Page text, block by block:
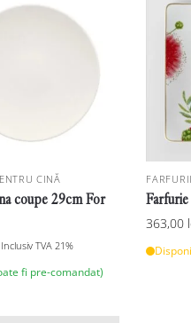
CINĂ
coupe 29cm For
Inclusiv TVA 21%
fi pre-comandat)
363,00